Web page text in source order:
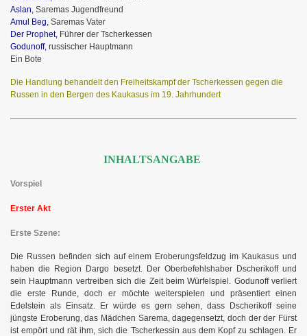
Aslan, Saremas Jugendfreund
Amul Beg, Saremas Vater
Der Prophet, Führer der Tscherkessen
Godunoff, russischer Hauptmann
Ein Bote
Die Handlung behandelt den Freiheitskampf der Tscherkessen gegen die
Russen in den Bergen des Kaukasus im 19. Jahrhundert
INHALTSANGABE
Vorspiel
Erster Akt
Erste Szene:
Die Russen befinden sich auf einem Eroberungsfeldzug im Kaukasus und
haben die Region Dargo besetzt. Der Oberbefehlshaber Dscherikoff und
sein Hauptmann vertreiben sich die Zeit beim Würfelspiel. Godunoff verliert
die erste Runde, doch er möchte weiterspielen und präsentiert einen
Edelstein als Einsatz. Er würde es gern sehen, dass Dscherikoff seine
jüngste Eroberung, das Mädchen Sarema, dagegensetzt, doch der der Fürst
ist empört und rät ihm, sich die Tscherkessin aus dem Kopf zu schlagen. Er